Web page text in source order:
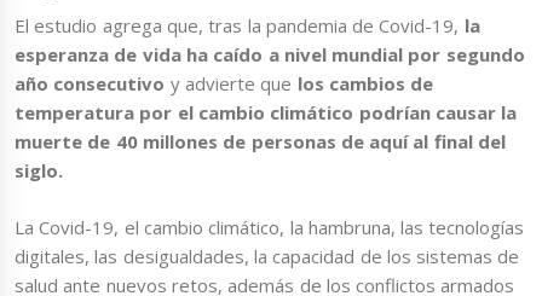
El estudio agrega que, tras la pandemia de Covid-19, la
esperanza de vida ha caído a nivel mundial por segundo
año consecutivo y advierte que los cambios de
temperatura por el cambio climático podrían causar la
muerte de 40 millones de personas de aquí al final del
siglo.
La Covid-19, el cambio climático, la hambruna, las tecnologías
digitales, las desigualdades, la capacidad de los sistemas de
salud ante nuevos retos, además de los conflictos armados